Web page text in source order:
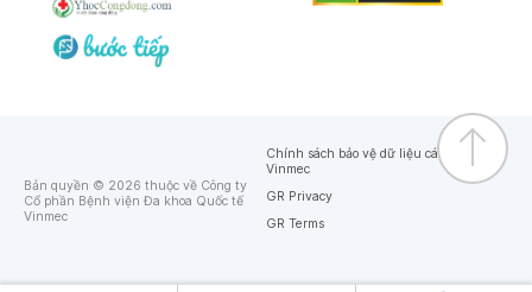
Bản quyền © 2026 thuộc về Công ty
Cổ phần Bệnh viện Đa khoa Quốc tế
Vinmec
Chính sách bảo vệ dữ liệu cá nhân của
Vinmec
GR Privacy
GR Terms